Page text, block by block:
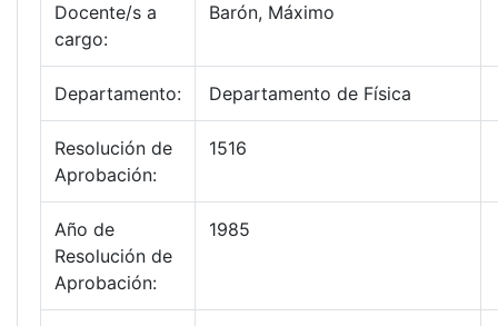
Docente/s a
cargo:
Barón, Máximo
Departamento: Departamento de Física
Resolución de
Aprobación:
1516
Año de
Resolución de
Aprobación:
1985